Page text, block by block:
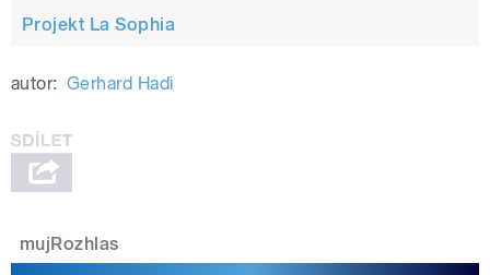
Projekt La Sophia
autor: Gerhard Hadi
mujRozhlas